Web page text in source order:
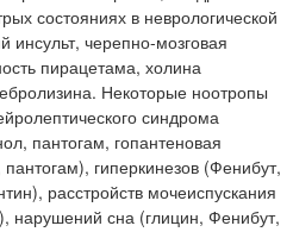
состояниях в неврологической
инсульт, черепно-мозговая
пирацетама, холина
Некоторые ноотропы
синдрома
пантогам, гопантеновая
гиперкинезов (Фенибут,
расстройств мочеиспускания
нарушений сна (глицин, Фенибут,